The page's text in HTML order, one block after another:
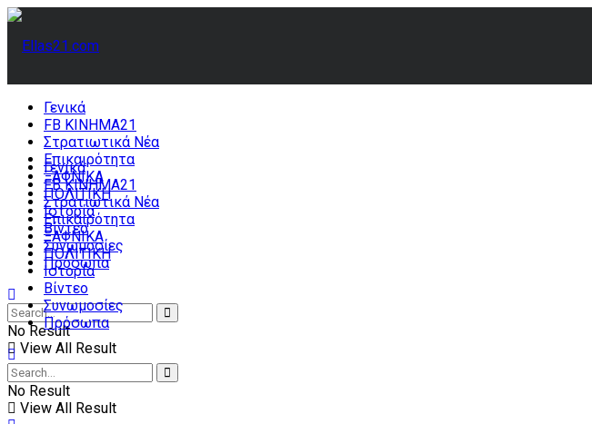
Γενικά
FB ΚΙΝΗΜΑ21
Στρατιωτικά Νέα
Επικαιρότητα
ΞΑΦΝΙΚΑ
ΠΟΛΙΤΙΚΗ
Ιστορία
Βίντεο
Συνωμοσίες
Πρόσωπα
No Result
View All Result
Γενικά
FB ΚΙΝΗΜΑ21
Στρατιωτικά Νέα
Επικαιρότητα
ΞΑΦΝΙΚΑ
ΠΟΛΙΤΙΚΗ
Ιστορία
Βίντεο
Συνωμοσίες
Πρόσωπα
No Result
View All Result